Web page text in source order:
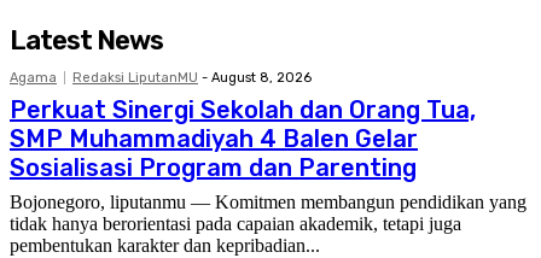
Latest News
Agama Redaksi LiputanMU - August 8, 2026
Perkuat Sinergi Sekolah dan Orang Tua,
SMP Muhammadiyah 4 Balen Gelar
Sosialisasi Program dan Parenting
Bojonegoro, liputanmu — Komitmen membangun pendidikan yang
tidak hanya berorientasi pada capaian akademik, tetapi juga
pembentukan karakter dan kepribadian...